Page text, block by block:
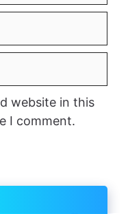
website in this
I comment.